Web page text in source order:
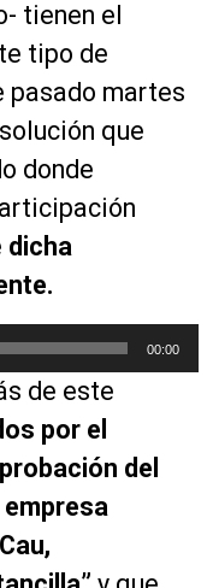
tienen el
tipo de
pasado martes
que
donde
dicha
00:00
de este
por el
del